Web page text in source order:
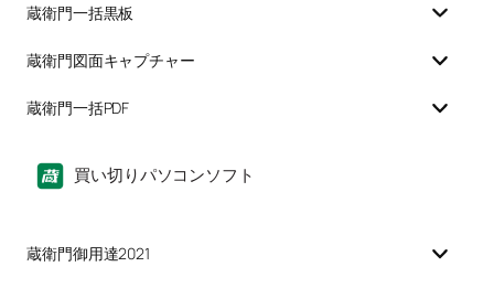
蔵衛門一括黒板
蔵衛門図面キャプチャー
蔵衛門一括PDF
買い切りパソコンソフト
蔵衛門御用達2021